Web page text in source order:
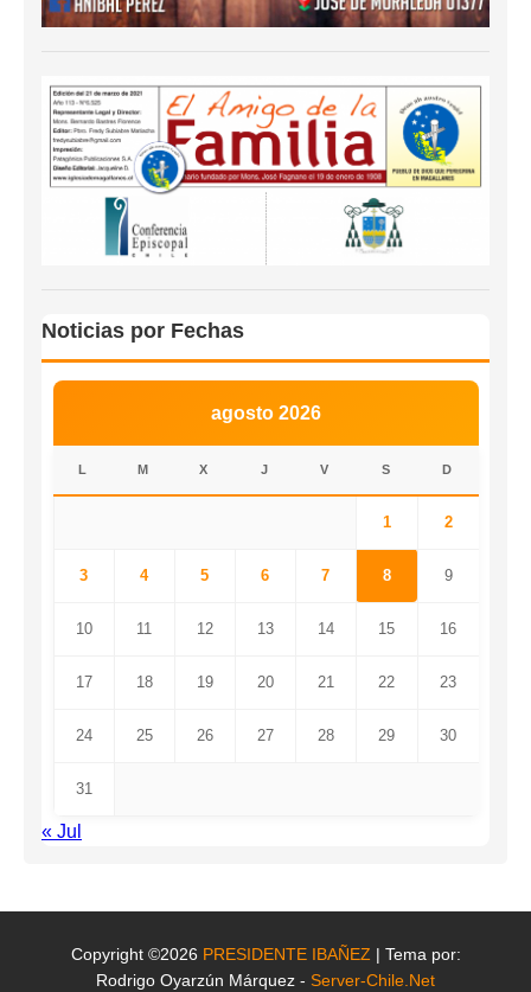
Noticias por Fechas
agosto 2026
L M X J V S D
1 2
3 4 5 6 7 8 9
10 11 12 13 14 15 16
17 18 19 20 21 22 23
24 25 26 27 28 29 30
31
« Jul
Copyright ©2026 PRESIDENTE IBAÑEZ | Tema por:
Rodrigo Oyarzún Márquez - Server-Chile.Net